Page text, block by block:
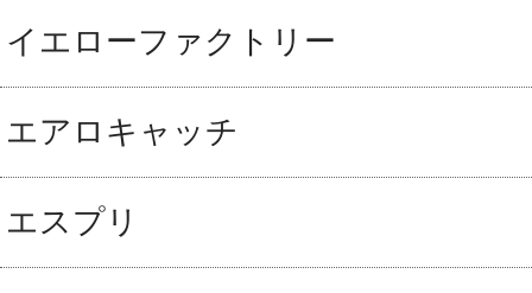
イエローファクトリー
エアロキャッチ
エスプリ